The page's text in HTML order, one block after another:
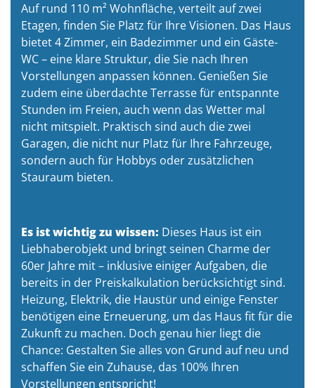
Auf rund 110 m² Wohnfläche, verteilt auf zwei
Etagen, finden Sie Platz für Ihre Visionen. Das Haus
bietet 4 Zimmer, ein Badezimmer und ein Gäste-
WC – eine klare Struktur, die Sie nach Ihren
Vorstellungen anpassen können. Genießen Sie
zudem eine überdachte Terrasse für entspannte
Stunden im Freien, auch wenn das Wetter mal
nicht mitspielt. Praktisch sind auch die zwei
Garagen, die nicht nur Platz für Ihre Fahrzeuge,
sondern auch für Hobbys oder zusätzlichen
Stauraum bieten.
Es ist wichtig zu wissen: Dieses Haus ist ein
Liebhaberobjekt und bringt seinen Charme der
60er Jahre mit – inklusive einiger Aufgaben, die
bereits in der Preiskalkulation berücksichtigt sind.
Heizung, Elektrik, die Haustür und einige Fenster
benötigen eine Erneuerung, um das Haus fit für die
Zukunft zu machen. Doch genau hier liegt die
Chance: Gestalten Sie alles von Grund auf neu und
schaffen Sie ein Zuhause, das 100% Ihren
Vorstellungen entspricht!